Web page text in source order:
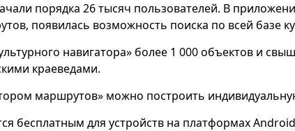
порядка 26 тысяч пользователей. В
появилась возможность поиска по всей базе
навигатора» более 1 000 объектов и
краеведами.
маршрутов» можно построить
бесплатным для устройств на платформах Android